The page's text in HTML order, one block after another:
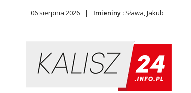
06 sierpnia 2026 Imieniny : Sława, Jakub